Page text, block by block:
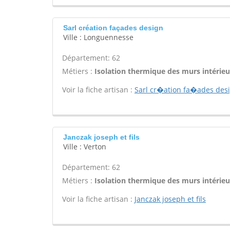
Sarl création façades design
Ville : Longuennesse
Département: 62
Métiers : Isolation thermique des murs
Voir la fiche artisan : Sarl cr�ation fa�ades
Janczak joseph et fils
Ville : Verton
Département: 62
Métiers : Isolation thermique des murs
Voir la fiche artisan : Janczak joseph et fils